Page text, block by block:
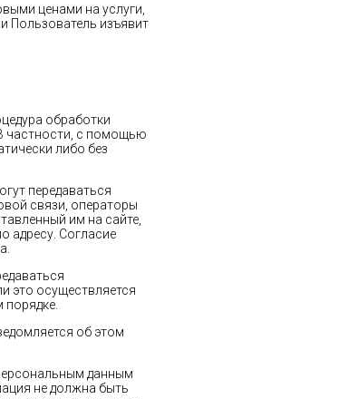
ценами на услуги,
Пользователь изъявит
обработки
частности, с помощью
либо без
передаваться
связи, операторы
им на сайте,
адресу. Согласие
это осуществляется
об этом
данным
не должна быть